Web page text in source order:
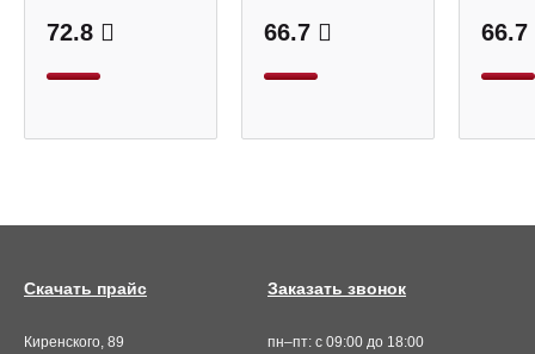
72.8 66.7 66.7
Киренского, 89 пн–пт: с 09:00 до 18:00
Заказать звонок
Скачать прайс